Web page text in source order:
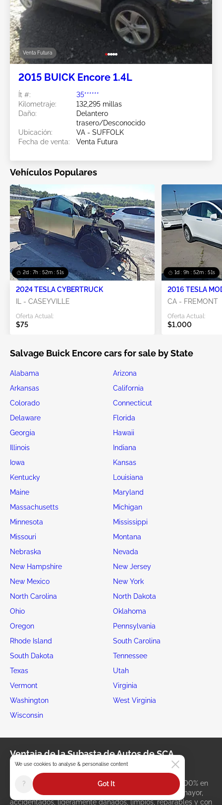
Venta Futura
2015 BUICK Encore 1.4L
Ít #:
35******
Kilometraje:
132,295 millas
Daño:
Delantero
trasero/Desconocido
Ubicación:
VA - SUFFOLK
Fecha de venta:
Venta Futura
Vehículos Populares
2d : 7h : 52m : 48s
2024 TESLA CYBERTRUCK
IL - CASEYVILLE
Oferta Actual:
$75
1d : 9h : 52m : 48s
2016 TESLA
CA - FREMONT
Oferta Actual:
$1,000
Salvage Buick Encore cars for sale by State
Alabama
Arizona
Arkansas
California
Colorado
Connecticut
Delaware
Florida
Georgia
Hawaii
Illinois
Indiana
Iowa
Kansas
Kentucky
Louisiana
Maine
Maryland
Massachusetts
Michigan
Minnesota
Mississippi
Missouri
Montana
Nebraska
Nevada
New Hampshire
New Jersey
New Mexico
New York
North Carolina
North Dakota
Ohio
Oklahoma
Oregon
Pennsylvania
Rhode Island
South Carolina
South Dakota
Tennessee
Texas
Utah
Vermont
Virginia
Washington
West Virginia
Wisconsin
Ventaja de la Subasta de Autos de SCA
Compra tu próximo auto con SCA
SCA Subastas es un mercado de subastas de autos 100% en
línea especializado en la reventa de vehículos al por mayor,
accidentados, ligeramente dañados, limpios, reparables y con
We use cookies to analyse & personalise content
? Got It